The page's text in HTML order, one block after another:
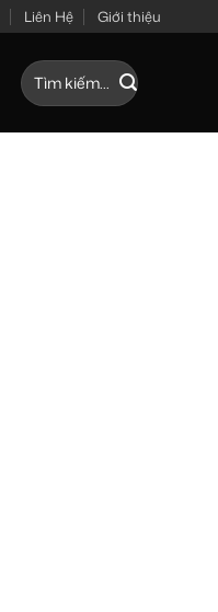
Liên Hệ Giới thiệu
Tìm
kiếm: